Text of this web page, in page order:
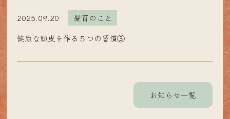
2025.09.20
健康な頭皮を作る５つの習慣③
髪育のこと
お知らせ一覧